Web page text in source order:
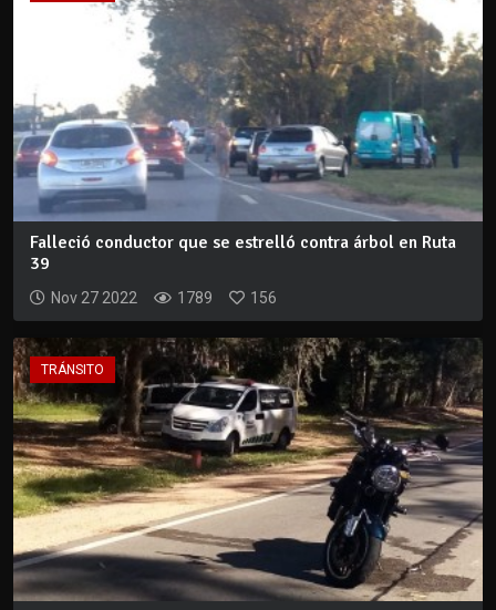
Falleció conductor que se estrelló contra árbol en Ruta
39
Nov 27 2022 1789 156
TRÁNSITO